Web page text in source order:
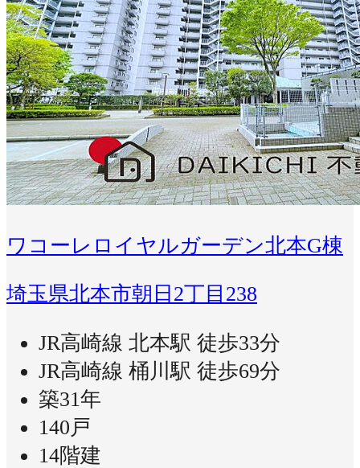
ワコーレロイヤルガーデン北本G棟
埼玉県北本市朝日2丁目238
JR高崎線 北本駅 徒歩33分
JR高崎線 桶川駅 徒歩69分
築31年
140戸
14階建